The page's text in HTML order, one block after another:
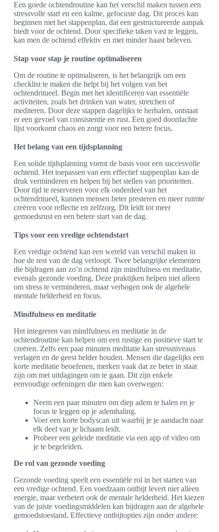
Een goede ochtendroutine kan het verschil maken tussen een
stressvolle start en een kalme, gefocuste dag. Dit proces kan
beginnen met het stappenplan, dat een gestructureerde aanpak
biedt voor de ochtend. Door specifieke taken vast te leggen,
kan men de ochtend effektiv en met minder haast beleven.
Stap voor stap je routine optimaliseren
Om de routine te optimaliseren, is het belangrijk om een
checklist te maken die helpt bij het volgen van het
ochtendritueel. Begin met het identificeren van essentiële
activiteiten, zoals het drinken van water, stretchen of
mediteren. Door deze stappen dagelijks te herhalen, ontstaat
er een gevoel van consistentie en rust. Een goed doordachte
lijst voorkomt chaos en zorgt voor een betere focus.
Het belang van een tijdsplanning
Een solide tijdsplanning vormt de basis voor een succesvolle
ochtend. Het toepassen van een effectief stappenplan kan de
druk verminderen en helpen bij het stellen van prioriteiten.
Door tijd te reserveren voor elk onderdeel van het
ochtendritueel, kunnen mensen beter presteren en meer ruimte
creëren voor reflectie en zelfzorg. Dit leidt tot meer
gemoedsrust en een betere start van de dag.
Tips voor een vredige ochtendstart
Een vredige ochtend kan een wereld van verschil maken in
hoe de rest van de dag verloopt. Twee belangrijke elementen
die bijdragen aan zo’n ochtend zijn mindfulness en meditatie,
evenals gezonde voeding. Deze praktijken helpen niet alleen
om stress te verminderen, maar verhogen ook de algehele
mentale helderheid en focus.
Mindfulness en meditatie
Het integreren van mindfulness en meditatie in de
ochtendroutine kan helpen om een rustige en positieve start te
creëren. Zelfs een paar minuten meditatie kan stressniveaus
verlagen en de geest helder houden. Mensen die dagelijks een
korte meditatie beoefenen, merken vaak dat ze beter in staat
zijn om met uitdagingen om te gaan. Dit zijn enkele
eenvoudige oefeningen die men kan overwegen:
Neem een paar minuten om diep adem te halen en je
focus te leggen op je ademhaling.
Voer een korte bodyscan uit waarbij je je aandacht naar
elk deel van je lichaam leidt.
Probeer een geleide meditatie via een app of video om
je te begeleiden.
De rol van gezonde voeding
Gezonde voeding speelt een essentiële rol in het starten van
een vredige ochtend. Een voedzaam ontbijt levert niet alleen
energie, maar verbetert ook de mentale helderheid. Het kiezen
van de juiste voedingsmiddelen kan bijdragen aan de algehele
gemoedstoestand. Effectieve ontbijtopties zijn onder andere: